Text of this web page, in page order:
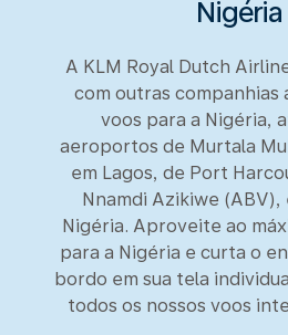
Nigéria
A KLM Royal Dutch
com outras companhias
voos para a Nigéria,
aeroportos de Murtala
em Lagos, de Port
Nnamdi Azikiwe (ABV),
Nigéria. Aproveite ao
para a Nigéria e curta o
bordo em sua tela
todos os nossos voos